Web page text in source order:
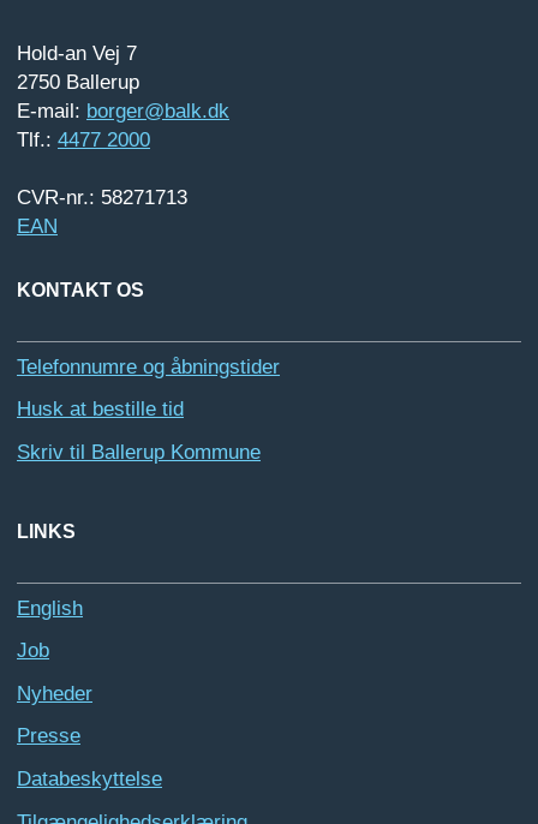
Hold-an Vej 7
2750 Ballerup
E-mail: borger@balk.dk
Tlf.: 4477 2000
CVR-nr.: 58271713
EAN
KONTAKT OS
Telefonnumre og åbningstider
Husk at bestille tid
Skriv til Ballerup Kommune
LINKS
English
Job
Nyheder
Presse
Databeskyttelse